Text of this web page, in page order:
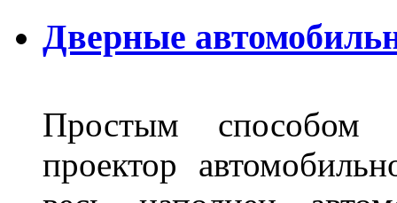
Дверные
Простым способом
проектор